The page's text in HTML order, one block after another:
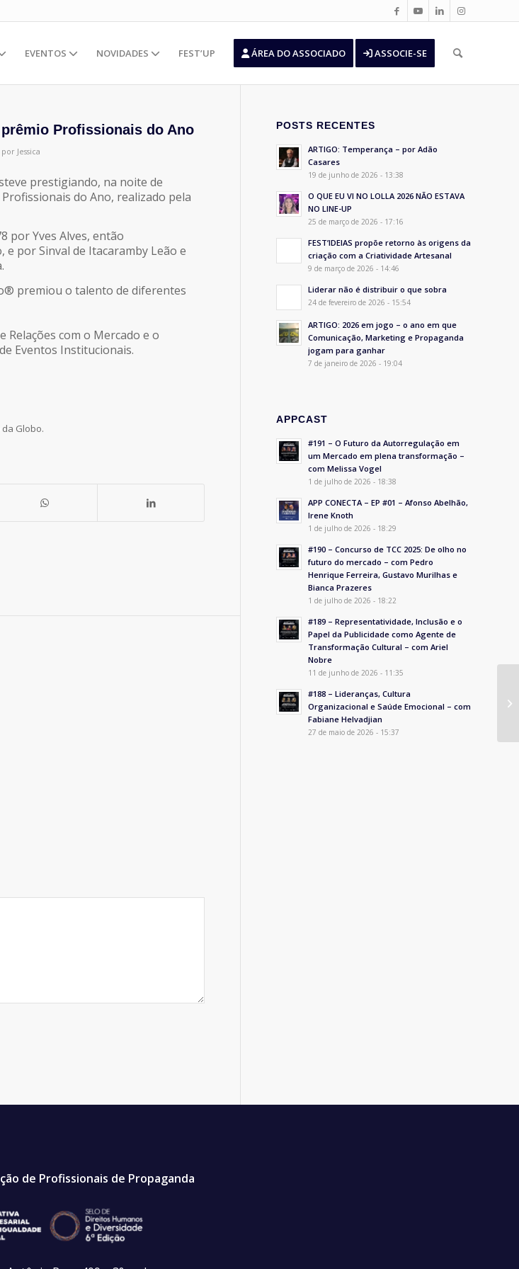
EVENTOS NOVIDADES FEST’UP ÁREA DO ASSOCIADO ASSOCIE-SE
Profissionais do Ano
por Jessica
prestigiando, na noite de
do Ano, realizado pela
por Yves Alves, então
e por Sinval de Itacaramby Leão e
premiou o talento de diferentes
Relações com o Mercado e o
Eventos Institucionais.
Globo.
POSTS RECENTES
ARTIGO: Temperança – por Adão
Casares
19 de junho de 2026 - 13:38
O QUE EU VI NO LOLLA 2026 NÃO ESTAVA
NO LINE-UP
25 de março de 2026 - 17:16
FEST’IDEIAS propõe retorno às origens da
criação com a Criatividade Artesanal
9 de março de 2026 - 14:46
Liderar não é distribuir o que sobra
24 de fevereiro de 2026 - 15:54
ARTIGO: 2026 em jogo – o ano em que
Comunicação, Marketing e Propaganda
jogam para ganhar
7 de janeiro de 2026 - 19:04
APPCAST
#191 – O Futuro da Autorregulação em
um Mercado em plena transformação –
com Melissa Vogel
1 de julho de 2026 - 18:38
APP CONECTA – EP #01 – Afonso Abelhão,
Irene Knoth
1 de julho de 2026 - 18:29
#190 – Concurso de TCC 2025: De olho no
futuro do mercado – com Pedro
Henrique Ferreira, Gustavo Murilhas e
Bianca Prazeres
1 de julho de 2026 - 18:22
#189 – Representatividade, Inclusão e o
Papel da Publicidade como Agente de
Transformação Cultural – com Ariel
Nobre
11 de junho de 2026 - 11:35
#188 – Lideranças, Cultura
Organizacional e Saúde Emocional – com
Fabiane Helvadjian
27 de maio de 2026 - 15:37
de Profissionais de Propaganda